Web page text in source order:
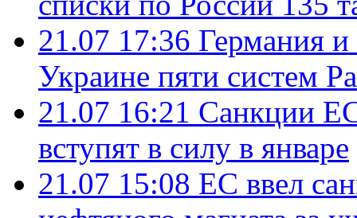
21.07 17:36 Германия
Украине пяти систем
21.07 16:21 Санкции
вступят в силу в январе
21.07 15:08 ЕС ввел